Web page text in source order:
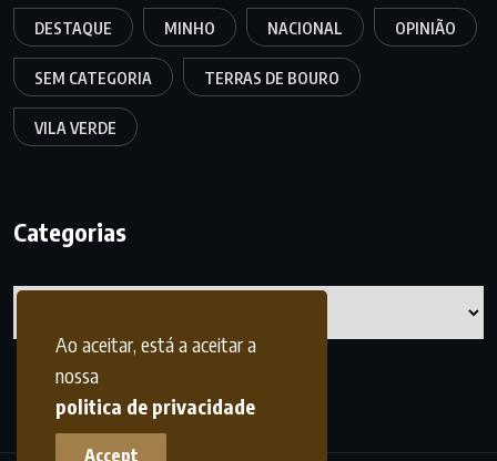
Ao aceitar, está a aceitar a
nossa
politica de privacidade
Accept
DESTAQUE MINHO NACIONAL OPINIÃO
SEM CATEGORIA TERRAS DE BOURO
VILA VERDE
Categorias
Categorias